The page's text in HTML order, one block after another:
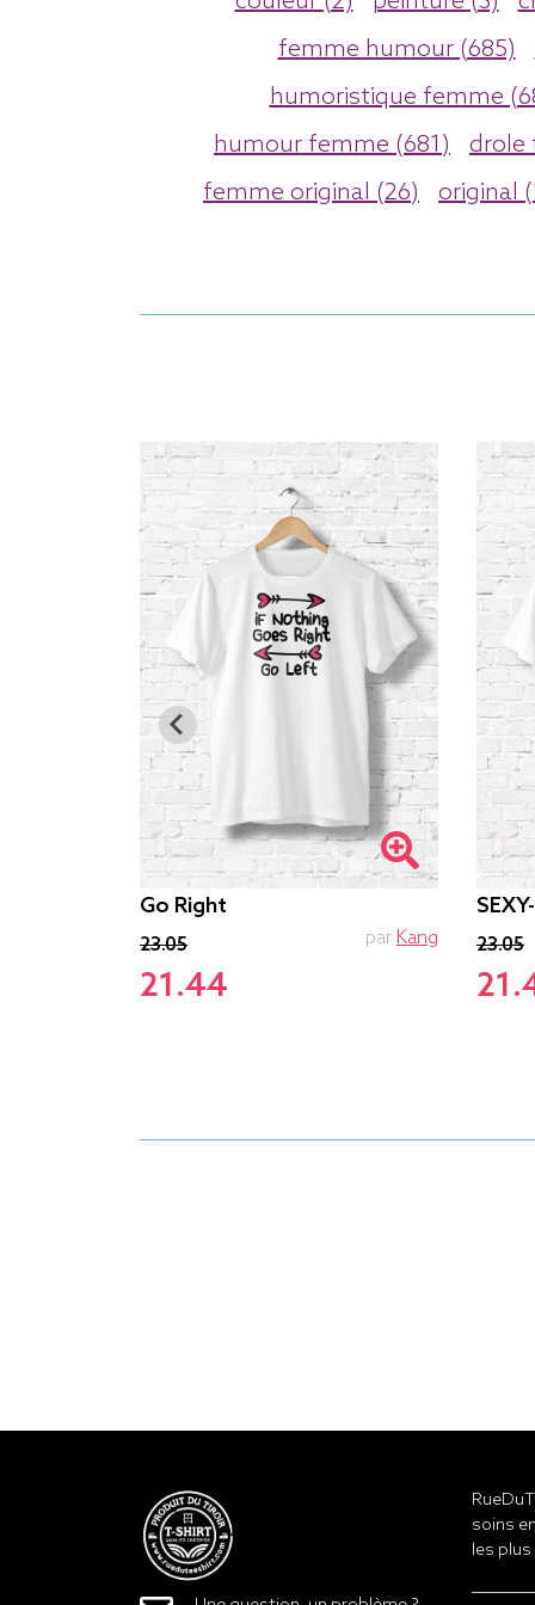
femme humour (685)
humoristique femme
humour femme (681)
drole
femme original (26)
original
Go Right
23.05
21.44
par Kang 23.05
soins
les